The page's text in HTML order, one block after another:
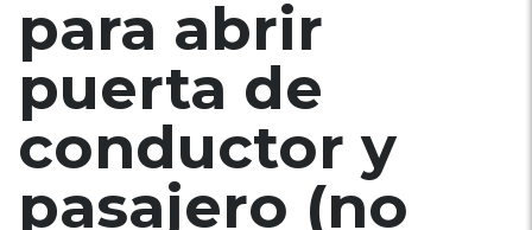
para abrir
puerta de
conductor y
pasajero (no